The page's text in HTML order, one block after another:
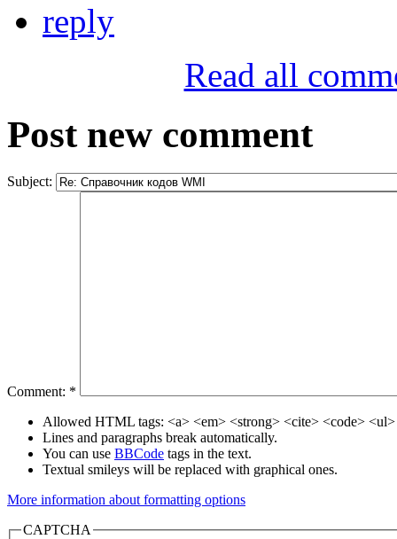
reply
Read all
Post new comment
Subject:
Comment: *
Allowed HTML tags: <a> <em> <strong> <cite> <code>
Lines and paragraphs break automatically.
You can use BBCode tags in the text.
Textual smileys will be replaced with graphical ones.
More information about formatting options
CAPTCHA